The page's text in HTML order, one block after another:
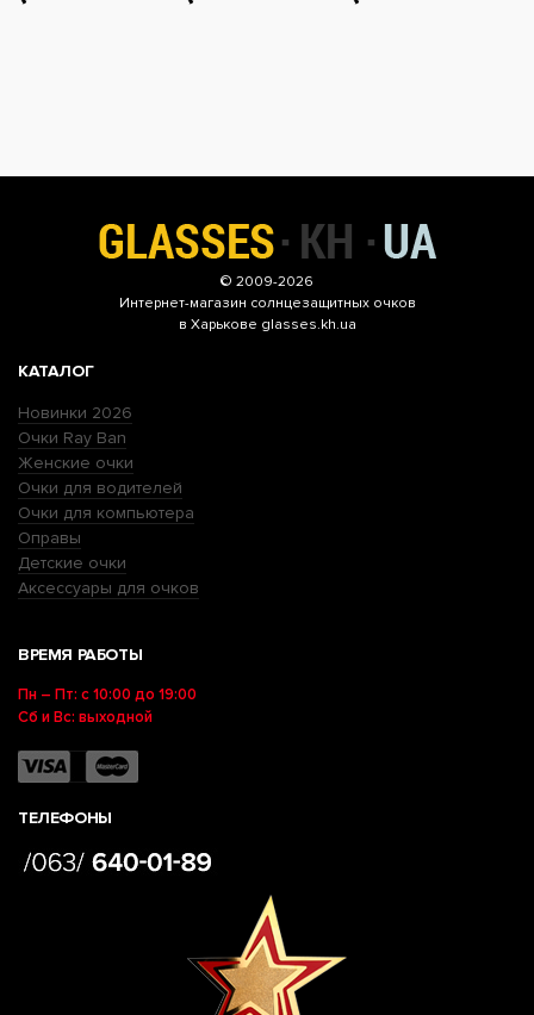
© 2009-2026
Интернет-магазин солнцезащитных очков
в Харькове glasses.kh.ua
КАТАЛОГ
Новинки 2026
Очки Ray Ban
Женские очки
Очки для водителей
Очки для компьютера
Оправы
Детские очки
Аксессуары для очков
ВРЕМЯ РАБОТЫ
Пн – Пт: с 10:00 до 19:00
Сб и Вс: выходной
ТЕЛЕФОНЫ